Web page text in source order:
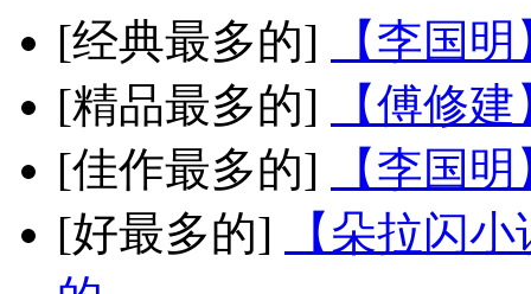
[经典最多的]
【李国
[精品最多的]
【傅修
[佳作最多的]
【李国
[好最多的]
【朵拉闪